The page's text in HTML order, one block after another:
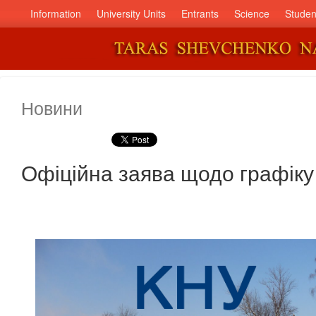
Information University Units Entrants Science
Новини
Офіційна заява щодо